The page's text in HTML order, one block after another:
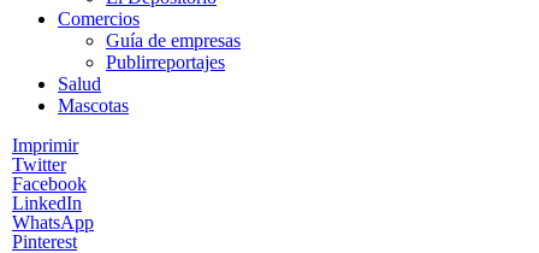
Comercios
Guía de empresas
Publirreportajes
Salud
Mascotas
Imprimir
Twitter
Facebook
LinkedIn
WhatsApp
Pinterest